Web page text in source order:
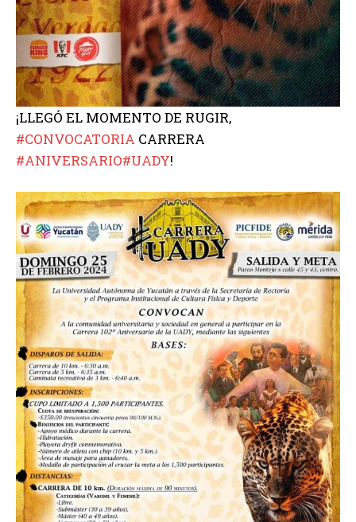
¡LLEGÓ EL MOMENTO DE RUGIR,
#CONVOCATORIA CARRERA
#ANIVERSARIO#UADY!